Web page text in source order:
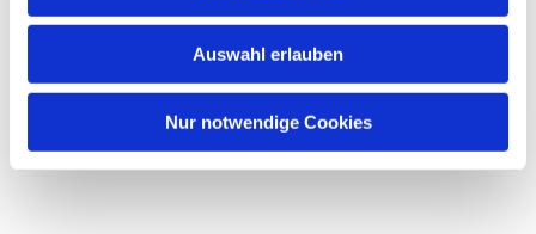
Auswahl erlauben
Nur notwendige Cookies